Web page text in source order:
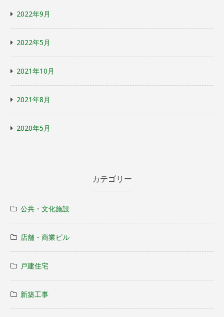
2022年9月
2022年5月
2021年10月
2021年8月
2020年5月
カテゴリー
公共・文化施設
店舗・商業ビル
戸建住宅
新築工事